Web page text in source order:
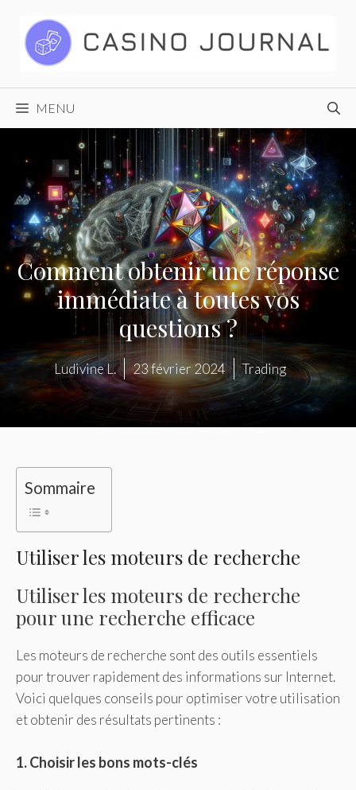
contenu
MENU
Comment obtenir une réponse
immédiate à toutes vos
questions ?
Ludivine L. 23 février 2024 Trading
Sommaire
Utiliser les moteurs de recherche
Utiliser les moteurs de recherche
pour une recherche efficace
Les moteurs de recherche sont des outils essentiels
pour trouver rapidement des informations sur Internet.
Voici quelques conseils pour optimiser votre utilisation
et obtenir des résultats pertinents :
1. Choisir les bons mots-clés